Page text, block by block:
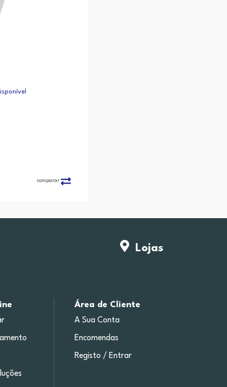
comparar
Lojas
Área de Cliente
A Sua Conta
Encomendas
Registo / Entrar